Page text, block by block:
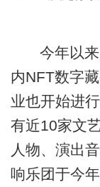
今年以
内NFT数字
业也开始进
有近10家文
人物、演出
响乐团于今